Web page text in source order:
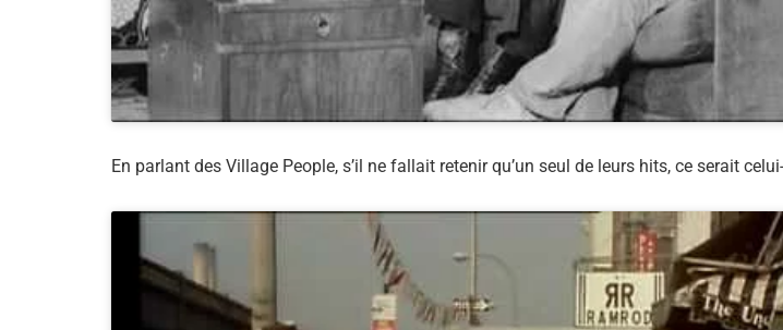
En parlant des Village People, s’il ne fallait retenir qu’un seul de leurs hits, ce serait